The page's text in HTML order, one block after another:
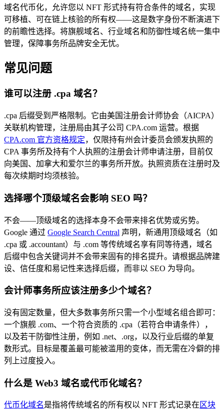
域名代币化，允许您以 NFT 形式持有符合条件的域名，实现
可移植、可在链上核验的所有权——这是数字身份不断演进下
的前瞻性选择。将旗舰域名、行业域名和防御性域名统一集中
管理，保障事务所品牌安全无忧。
常见问题
谁可以注册 .cpa 域名？
.cpa 后缀受到严格限制。它由美国注册会计师协会（AICPA）
关联机构管理，注册局由其子公司 CPA.com 运营。根据
CPA.com 官方资格规定，仅限持有州会计委员会颁发执照的
CPA 事务所及持有个人执照的注册会计师申请注册，目前仅
向美国、加拿大和爱尔兰的事务所开放。执照资质在注册时及
每次续期时均须核验。
选择哪个顶级域名会影响 SEO 吗？
不会——顶级域名的选择本身不会带来排名优势或劣势。
Google 通过 Google Search Central 声明，新通用顶级域名（如
.cpa 或 .accountant）与 .com 等传统域名享有同等待遇，域名
后缀中包含关键词并不会带来固有的排名提升。请根据品牌建
设、信任度和易记性来选择后缀，而非以 SEO 为导向。
会计师事务所应该注册多少个域名？
没有固定数量，但大多数事务所只需一个小型域名组合即可：
一个旗舰 .com、一个符合资质的 .cpa（若符合申请条件），
以及若干防御性注册，例如 .net、.org，以及行业后缀的单复
数形式。目标是覆盖最可能被滥用的变体，而无需在冷僻的排
列上过度投入。
什么是 Web3 域名或代币化域名？
代币化域名是指将传统域名的所有权以 NFT 形式记录在 区块